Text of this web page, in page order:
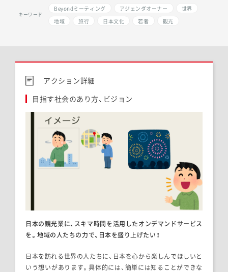
キーワード
Beyondミーティング アジェンダオーナー
世界
地域
旅行 日本文化 若者 観光
アクション詳細
目指す社会のあり方、ビジョン
日本の観光業に、スキマ時間を活用したオンデマンドサービス
を。地域の人たちの力で、日本を盛り上げたい！
日本を訪れる世界の人たちに、日本を心から楽しんでほしいと
いう想いがあります。具体的には、簡単には知ることができな